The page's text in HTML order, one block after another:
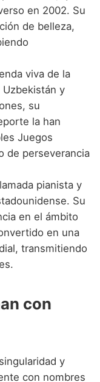
en 2002. Su
de belleza,
viva de la
y
su
la han
Juegos
de perseverancia
pianista y
Su
en el ámbito
en una
transmitiendo
con
y
con nombres